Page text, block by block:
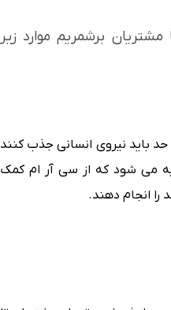
برشمریم موارد زیر
باید نیروی انسانی جذب کنند
می شود که از سی آر ام کمک
را انجام دهند.